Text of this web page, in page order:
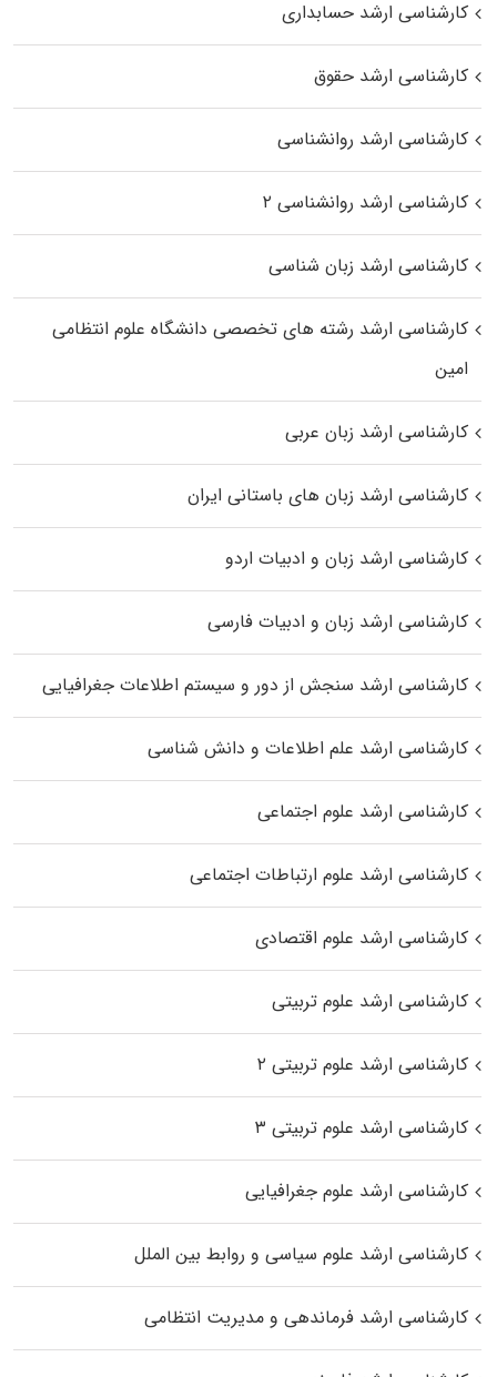
کارشناسی ارشد حسابداری
کارشناسی ارشد حقوق
کارشناسی ارشد روانشناسی
کارشناسی ارشد روانشناسی ۲
کارشناسی ارشد زبان شناسی
کارشناسی ارشد رﺷﺘﻪ ﻫﺎی تخصصی داﻧﺸﮕﺎه ﻋﻠﻮم انتظامی
اﻣﻴﻦ
کارشناسی ارشد زبان عربی
کارشناسی ارشد زبان‌ های باستانی ایران
کارشناسی ارشد زبان و ادبیات اردو
کارشناسی ارشد زبان و ادبیات فارسی
کارشناسی ارشد سنجش از دور و سیستم اطلاعات جغرافیایی
کارشناسی ارشد علم اطلاعات و دانش شناسی
کارشناسی ارشد علوم اجتماعی
کارشناسی ارشد علوم ارتباطات اجتماعی
کارشناسی ارشد علوم اقتصادی
کارشناسی ارشد علوم تربیتی
کارشناسی ارشد علوم تربیتی ۲
کارشناسی ارشد علوم تربیتی ۳
کارشناسی ارشد علوم جغرافیایی
کارشناسی ارشد علوم سیاسی و روابط بین الملل
کارشناسی ارشد فرماندهی و مدیریت انتظامی